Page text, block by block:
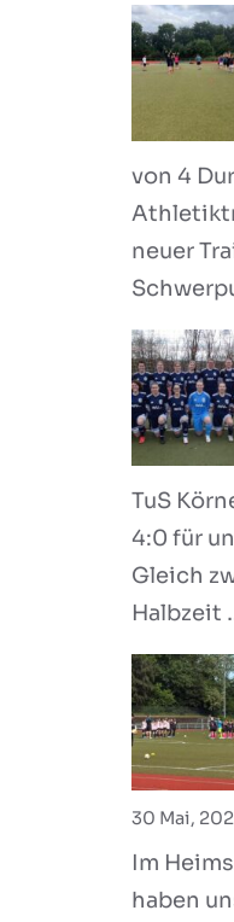
von 4
neuer
TuS
4:0 für
Gleich
Halbzeit
30 Mai,
Im
haben